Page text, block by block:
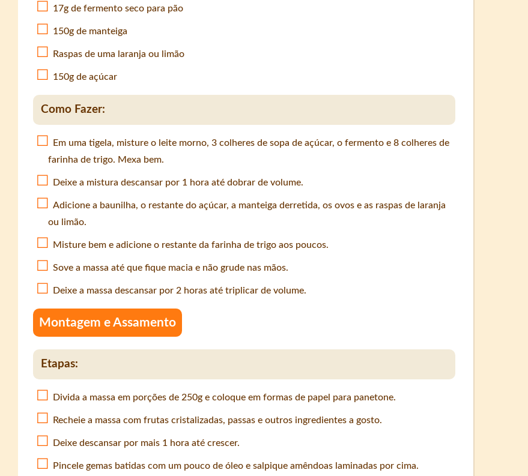
17g de fermento seco para pão
150g de manteiga
Raspas de uma laranja ou limão
150g de açúcar
Como Fazer:
Em uma tigela, misture o leite morno, 3 colheres de sopa de açúcar, o fermento e 8 colheres de
farinha de trigo. Mexa bem.
Deixe a mistura descansar por 1 hora até dobrar de volume.
Adicione a baunilha, o restante do açúcar, a manteiga derretida, os ovos e as raspas de laranja
ou limão.
Misture bem e adicione o restante da farinha de trigo aos poucos.
Sove a massa até que fique macia e não grude nas mãos.
Deixe a massa descansar por 2 horas até triplicar de volume.
Montagem e Assamento
Etapas:
Divida a massa em porções de 250g e coloque em formas de papel para panetone.
Recheie a massa com frutas cristalizadas, passas e outros ingredientes a gosto.
Deixe descansar por mais 1 hora até crescer.
Pincele gemas batidas com um pouco de óleo e salpique amêndoas laminadas por cima.